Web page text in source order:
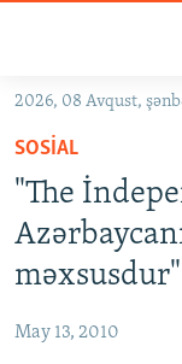
Əsas
qayıt
Əsas
naviqasiyaya
qayıt
Axtarışa
GÜNDƏM
#İZAHLA
KORRUPSIOMETR
QANUNI DOĞRU
2026, 08 Avqust,
SOSIAL
"The
məxsusdur"
May 13, 2010